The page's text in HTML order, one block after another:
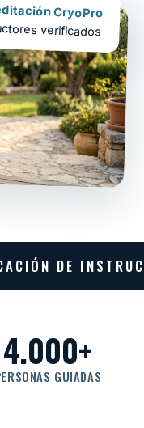
CryoPro
verificados
DE
4.000+
GUIADAS